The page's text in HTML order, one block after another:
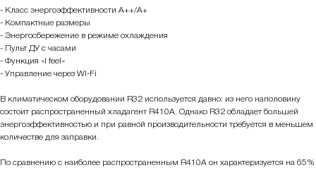
- Класс энергоэффективности A++/A+
- Компактные размеры
- Энергосбережение в режиме охлаждения
- Пульт ДУ с часами
- Функция «I feel»
- Управление через WI-Fi
В климатическом оборудовании R32 используется давно: из него наполовину
состоит распространенный хладагент R410A. Однако R32 обладает большей
энергоэффективностью и при равной производительности требуется в меньшем
количестве для заправки.
По сравнению с наиболее распространенным R410A он характеризуется на 65%